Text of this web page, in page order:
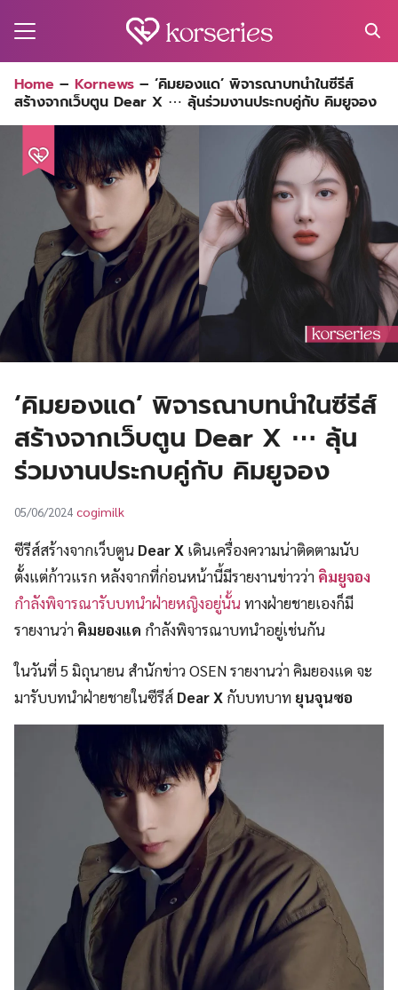
for:
Home – Kornews – ‘คิมยองแด’ พิจารณาบทนำในซีรีส์
สร้างจากเว็บตูน Dear X ⋯ ลุ้นร่วมงานประกบคู่กับ คิมยูจอง
‘คิมยองแด’ พิจารณาบทนำในซีรีส์
สร้างจากเว็บตูน Dear X ⋯ ลุ้น
ร่วมงานประกบคู่กับ คิมยูจอง
05/06/2024 cogimilk
ซีรีส์สร้างจากเว็บตูน Dear X เดินเครื่องความน่าติดตามนับ
ตั้งแต่ก้าวแรก หลังจากที่ก่อนหน้านี้มีรายงานข่าวว่า คิมยูจอง
กำลังพิจารณารับบทนำฝ่ายหญิงอยู่นั้น ทางฝ่ายชายเองก็มี
รายงานว่า คิมยองแด กำลังพิจารณาบทนำอยู่เช่นกัน
ในวันที่ 5 มิถุนายน สำนักข่าว OSEN รายงานว่า คิมยองแด จะ
มารับบทนำฝ่ายชายในซีรีส์ Dear X กับบทบาท ยุนจุนซอ